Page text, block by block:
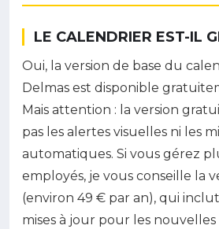
LE CALENDRIER EST-IL
Oui, la version de base du
Delmas est disponible
Mais attention : la version
pas les alertes visuelles ni les
automatiques. Si vous gérez
employés, je vous conseille la
(environ 49 € par an), qui
mises à jour pour les nouvelles